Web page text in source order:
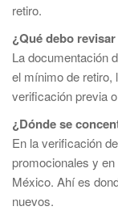
retiro.
¿Qué debo
La documentación
el mínimo de retiro,
verificación previa
¿Dónde se
En la verificación
promocionales y
México. Ahí es
nuevos.